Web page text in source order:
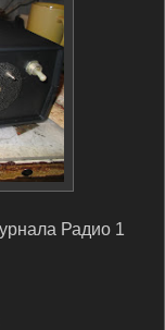
Радио 1